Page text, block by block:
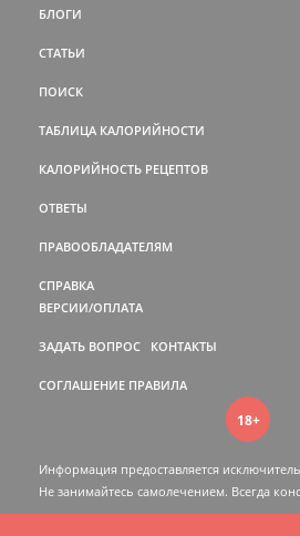
БЛОГИ
СТАТЬИ
ПОИСК
ТАБЛИЦА КАЛОРИЙНОСТИ
КАЛОРИЙНОСТЬ РЕЦЕПТОВ
ОТВЕТЫ
ПРАВООБЛАДАТЕЛЯМ
СПРАВКА
ВЕРСИИ/ОПЛАТА
ЗАДАТЬ ВОПРОС КОНТАКТЫ
СОГЛАШЕНИЕ ПРАВИЛА
18+
Информация предоставляется
Не занимайтесь самолечением. Всегда